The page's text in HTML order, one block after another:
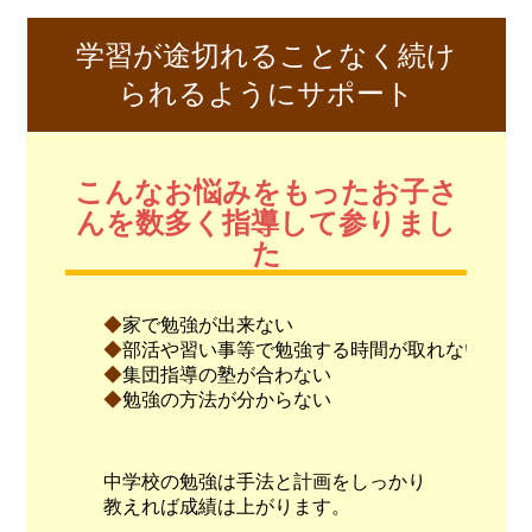
学習が途切れることなく続け
られるようにサポート
こんなお悩みをもったお子さ
んを数多く指導して参りまし
た
家で勉強が出来ない
部活や習い事等で勉強する時間が取れない
集団指導の塾が合わない
勉強の方法が分からない
中学校の勉強は手法と計画をしっかり
教えれば成績は上がります。